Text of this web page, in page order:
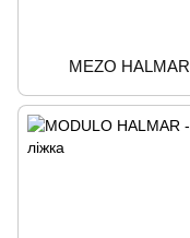
MEZO HALMAR